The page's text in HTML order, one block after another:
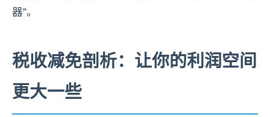
器”。
税收减免剖析：让你的利润空间
更大一些